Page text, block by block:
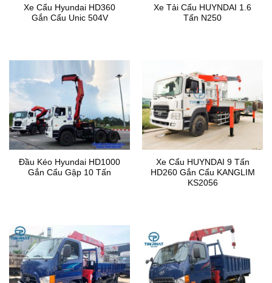
Xe Cẩu Hyundai HD360
Gắn Cẩu Unic 504V
Xe Tải Cẩu HUYNDAI 1.6
Tấn N250
Đầu Kéo Hyundai HD1000
Gắn Cẩu Gập 10 Tấn
Xe Cẩu HUYNDAI 9 Tấn
HD260 Gắn Cẩu KANGLIM
KS2056